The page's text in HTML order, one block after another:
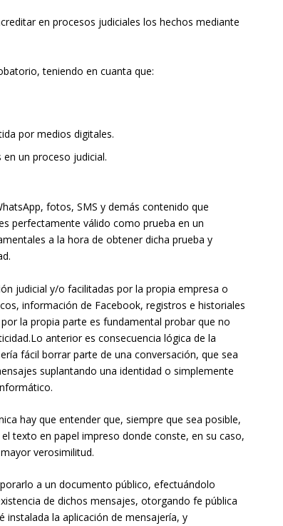
en procesos judiciales los hechos mediante
teniendo en cuanta que:
por medios digitales.
un proceso judicial.
fotos, SMS y demás contenido que
perfectamente válido como prueba en un
a la hora de obtener dicha prueba y
judicial y/o facilitadas por la propia empresa o
información de Facebook, registros e historiales
la propia parte es fundamental probar que no
anterior es consecuencia lógica de la
fácil borrar parte de una conversación, que sea
suplantando una identidad o simplemente
hay que entender que, siempre que sea posible,
texto en papel impreso donde conste, en su caso,
verosimilitud.
a un documento público, efectuándolo
de dichos mensajes, otorgando fe pública
la aplicación de mensajería, y